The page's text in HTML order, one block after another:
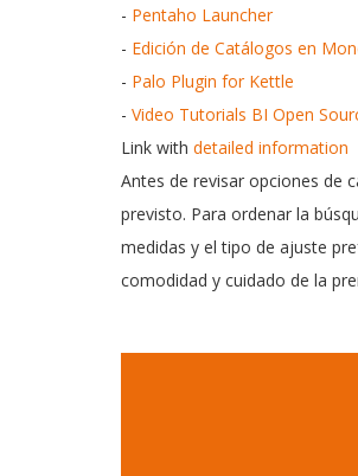
- Pentaho Launcher
- Edición de Catálogos en
- Palo Plugin for Kettle
- Video Tutorials BI Open
Link with detailed information
Antes de revisar opciones de
previsto. Para ordenar la
medidas y el tipo de ajuste
comodidad y cuidado de la